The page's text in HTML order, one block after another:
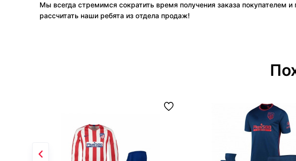
Мы всегда стремимся сократить время получения заказа покупателем
рассчитать наши ребята из отдела продаж!